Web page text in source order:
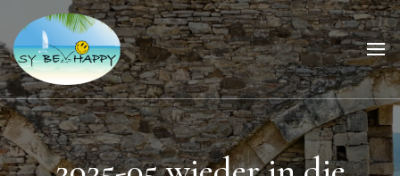
Sailing Be Happy
ein Traum wird wahr